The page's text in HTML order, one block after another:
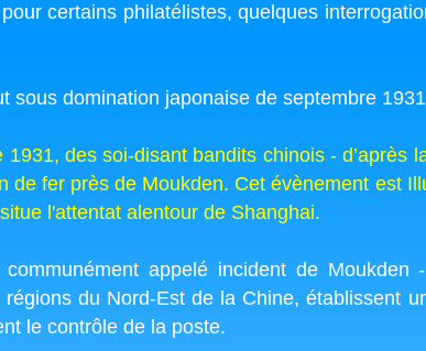
certains philatélistes, quelques
sous domination japonaise de septembre
des soi-disant bandits chinois - d’après
de fer près de Moukden. Cet évènement est
l'attentat alentour de Shanghai.
appelé incident de Moukden
du Nord-Est de la Chine, établissent
le contrôle de la poste.